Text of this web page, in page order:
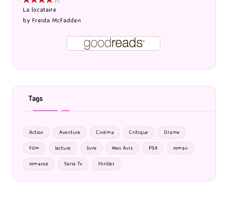
La locataire
by Freida McFadden
Tags
Action Aventure Cinéma Critique Drame
Film lecture livre Mon Avis PS4 roman
romance Serie Tv thriller